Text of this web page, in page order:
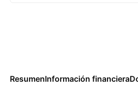
ResumenInformación financiera